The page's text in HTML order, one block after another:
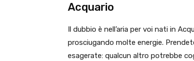
Acquario
Il dubbio è nell’aria per voi nati in
prosciugando molte energie.
esagerate: qualcun altro potrebbe